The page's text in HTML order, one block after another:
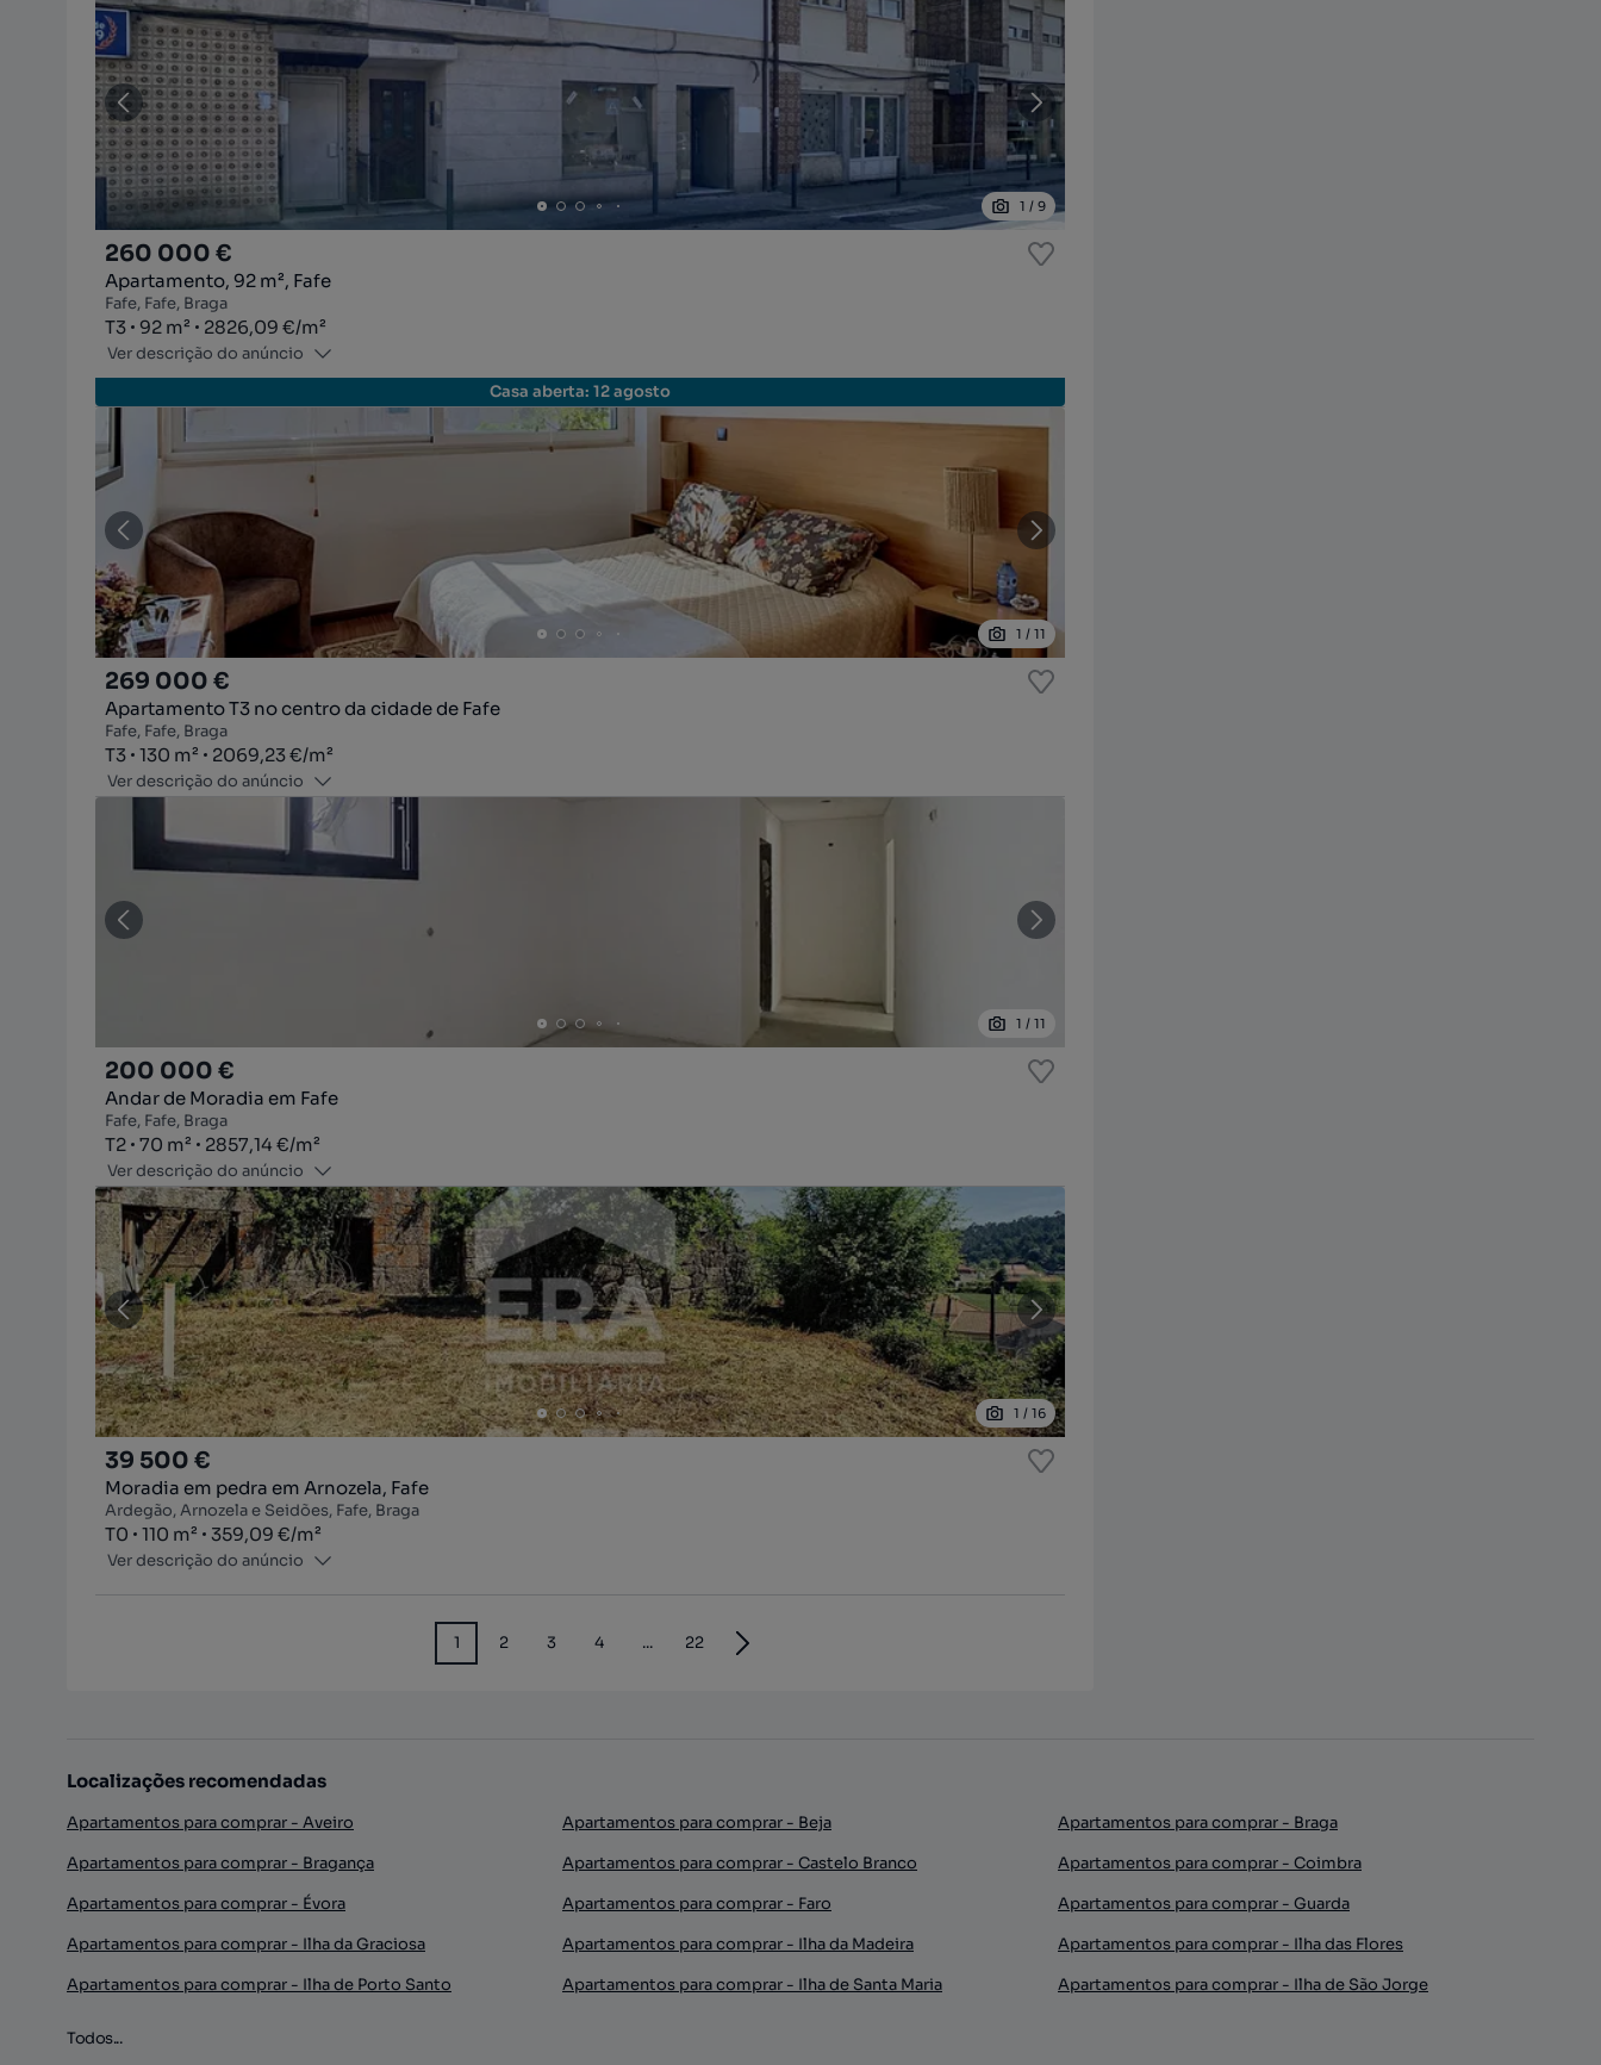
1 /9
260 000 €
Apartamento, 92 m², Fafe
Fafe, Fafe, Braga
Tipologia
T3
Zona92 m²
Preço por metro quadrado
2826,09 €/m²
Ver descrição do anúncio
Casa aberta:12 agosto
1 /11
269 000 €
Apartamento T3 no centro da cidade de Fafe
Fafe, Fafe, Braga
Tipologia
T3
Zona130 m²
Preço por metro quadrado
2069,23 €/m²
Ver descrição do anúncio
1 /11
200 000 €
Andar de Moradia em Fafe
Fafe, Fafe, Braga
Tipologia
T2
Zona70 m²
Preço por metro quadrado
2857,14 €/m²
Ver descrição do anúncio
1 /16
39 500 €
Moradia em pedra em Arnozela, Fafe
Ardegão, Arnozela e Seidões, Fafe, Braga
Tipologia
T0
Zona110 m²
Preço por metro quadrado
359,09 €/m²
Ver descrição do anúncio
1 2 3 4 ... 22
Localizações recomendadas
Apartamentos para comprar - Aveiro Apartamentos para comprar - Beja
Apartamentos para comprar - Braga
Apartamentos para comprar - Bragança
Apartamentos para comprar - Castelo Branco
Apartamentos para comprar - Coimbra
Apartamentos para comprar - Évora
Apartamentos para comprar - Faro
Apartamentos para comprar - Guarda
Apartamentos para comprar - Ilha da Graciosa
Apartamentos para comprar - Ilha da Madeira
Apartamentos para comprar - Ilha das Flores
Apartamentos para comprar - Ilha de Porto Santo
Apartamentos para comprar - Ilha de Santa Maria Apartamentos para comprar - Ilha de São Jorge
Todos...